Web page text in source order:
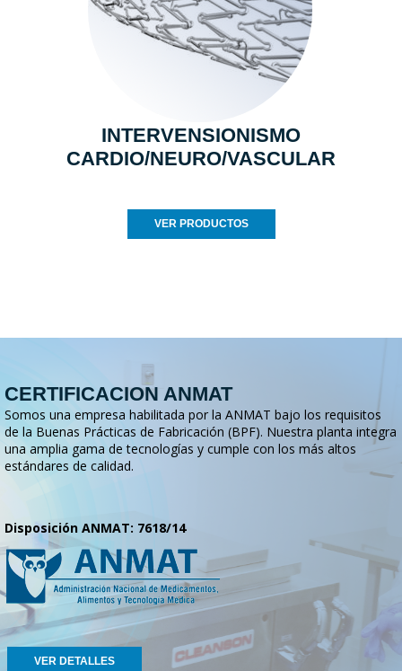
INTERVENSIONISMO
CARDIO/NEURO/VASCULAR
VER PRODUCTOS
CERTIFICACION ANMAT
Somos una empresa habilitada por la ANMAT bajo los requisitos
de la Buenas Prácticas de Fabricación (BPF). Nuestra planta integra
una amplia gama de tecnologías y cumple con los más altos
estándares de calidad.
Disposición ANMAT: 7618/14
VER DETALLES